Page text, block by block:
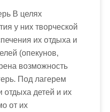
В целях
у них творческой
их отдыха и
(опекунов,
возможность
Под лагерем
отдыха детей и их
от их